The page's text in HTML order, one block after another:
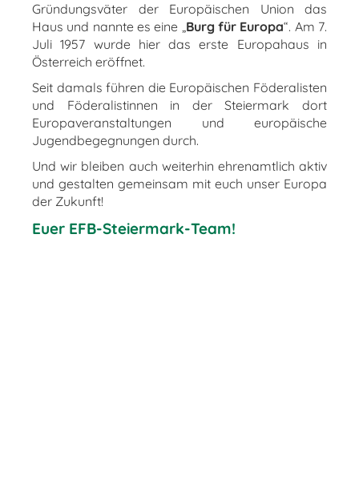
Gründungsväter der Europäischen Union das
Haus und nannte es eine „Burg für Europa“. Am 7.
Juli 1957 wurde hier das erste Europahaus in
Österreich eröffnet.
Seit damals führen die Europäischen Föderalisten
und Föderalistinnen in der Steiermark dort
Europaveranstaltungen und europäische
Jugendbegegnungen durch.
Und wir bleiben auch weiterhin ehrenamtlich aktiv
und gestalten gemeinsam mit euch unser Europa
der Zukunft!
Euer EFB-Steiermark-Team!